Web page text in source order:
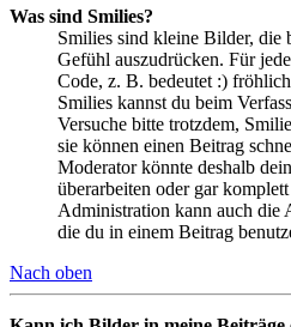
Was sind Smilies?
Smilies sind kleine Bilder, die
Gefühl auszudrücken. Für
Code, z. B. bedeutet :)
Smilies kannst du beim
Versuche bitte trotzdem,
sie können einen Beitrag
Moderator könnte deshalb
überarbeiten oder gar
Administration kann auch die
die du in einem Beitrag
Nach oben